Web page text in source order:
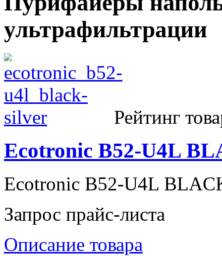
ультрафильтрации
Рейтинг
Ecotronic B52-U4L
Ecotronic B52-U4L
Запрос прайс-листа
Описание товара